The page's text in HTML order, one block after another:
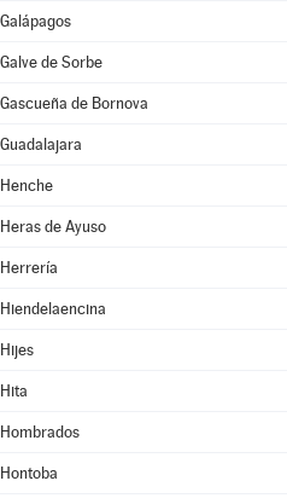
Galápagos
Galve de Sorbe
Gascueña de Bornova
Guadalajara
Henche
Heras de Ayuso
Herrería
Hiendelaencina
Hijes
Hita
Hombrados
Hontoba